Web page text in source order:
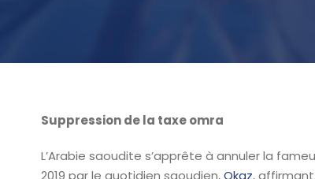
Suppression de la taxe omra
L’Arabie saoudite s’apprête à annuler la
2019 par le quotidien saoudien,Okaz,